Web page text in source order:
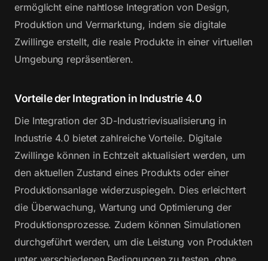
ermöglicht eine nahtlose Integration von Design,
Produktion und Vermarktung, indem sie digitale
Zwillinge erstellt, die reale Produkte in einer virtuellen
Umgebung repräsentieren.
Vorteile der Integration in Industrie 4.0
Die Integration der 3D-Industrievisualisierung in
Industrie 4.0 bietet zahlreiche Vorteile. Digitale
Zwillinge können in Echtzeit aktualisiert werden, um
den aktuellen Zustand eines Produkts oder einer
Produktionsanlage widerzuspiegeln. Dies erleichtert
die Überwachung, Wartung und Optimierung der
Produktionsprozesse. Zudem können Simulationen
durchgeführt werden, um die Leistung von Produkten